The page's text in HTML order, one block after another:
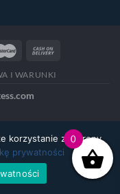
I WARUNKI
0
korzystanie ze strony
prywatności